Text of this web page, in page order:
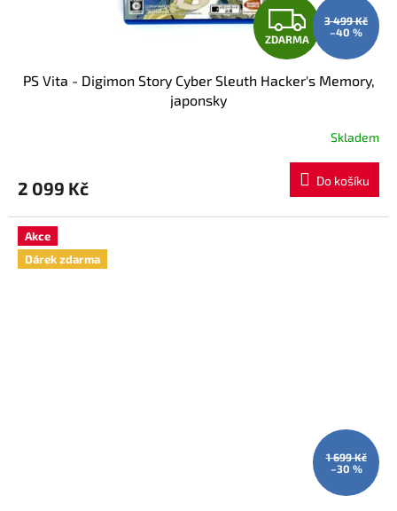
Z
D
A
M
A
ZDARMA
3 499 Kč
–40 %
PS Vita - Digimon Story Cyber Sleuth Hacker's Memory,
japonsky
Skladem
2 099 Kč Do košíku
Akce
Dárek zdarma
1 699 Kč
–30 %